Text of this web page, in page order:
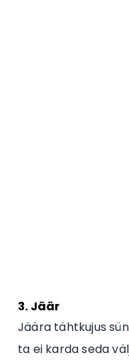
3. Jäär
Jäära tähtkujus
ta ei karda seda